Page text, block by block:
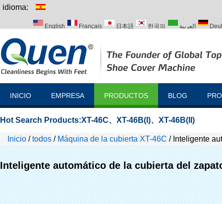
idioma:
English Français 日本語 한국의 العربية
INICIO EMPRESA PRODUCTOS BLOG
Hot Search Products:XT-46C、 XT-46B(I)、 XT-46B(II)
Inicio /todos / Máquina de la cubierta XT-46C / Inteligente
Inteligente automático de la cubierta del